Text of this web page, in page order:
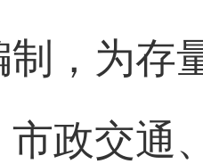
制，为存
市政交通